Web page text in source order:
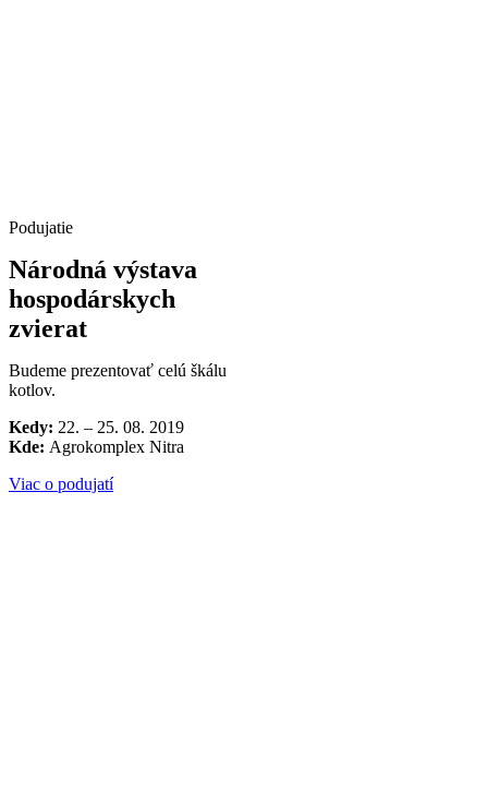
Podujatie
Národná výstava
hospodárskych
zvierat
Budeme prezentovať celú škálu
kotlov.
Kedy: 22. – 25. 08. 2019
Kde: Agrokomplex Nitra
Viac o podujatí